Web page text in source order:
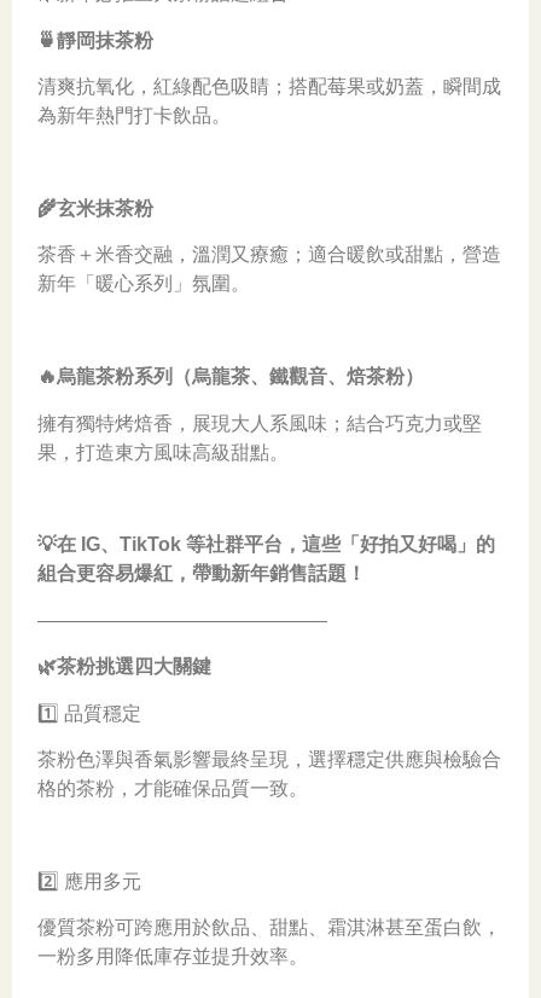
🍵靜岡抹茶粉
清爽抗氧化，紅綠配色吸睛；搭配莓果或奶蓋，瞬間成
為新年熱門打卡飲品。
🌾玄米抹茶粉
茶香＋米香交融，溫潤又療癒；適合暖飲或甜點，營造
新年「暖心系列」氛圍。
🔥烏龍茶粉系列（烏龍茶、鐵觀音、焙茶粉）
擁有獨特烤焙香，展現大人系風味；結合巧克力或堅
果，打造東方風味高級甜點。
💡在 IG、TikTok 等社群平台，這些「好拍又好喝」的
組合更容易爆紅，帶動新年銷售話題！
———————————————
🌿茶粉挑選四大關鍵
1️⃣ 品質穩定
茶粉色澤與香氣影響最終呈現，選擇穩定供應與檢驗合
格的茶粉，才能確保品質一致。
2️⃣ 應用多元
優質茶粉可跨應用於飲品、甜點、霜淇淋甚至蛋白飲，
一粉多用降低庫存並提升效率。